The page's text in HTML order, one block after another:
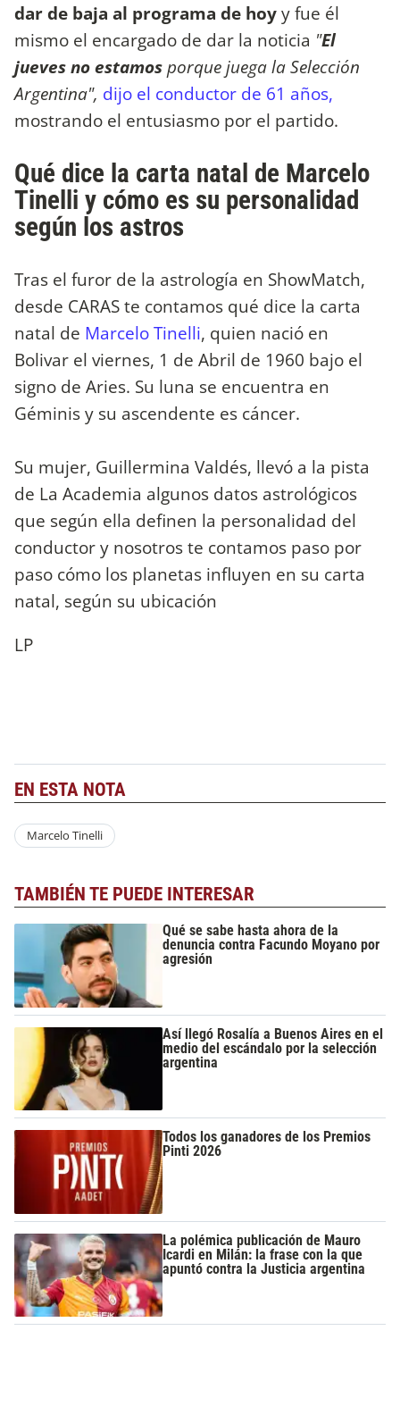
dar de baja al programa de hoyy fue él
mismo el encargado de dar la noticia "El
jueves no estamosporque juega la Selección
Argentina", dijo el conductor de 61 años,
mostrando el entusiasmo por el partido.
Qué dice la carta natal de Marcelo
Tinelli y cómo es su personalidad
según los astros
Tras el furor de la astrología en ShowMatch,
desde CARAS te contamos qué dice la carta
natal de Marcelo Tinelli, quien nació en
Bolivar el viernes, 1 de Abril de 1960 bajo el
signo de Aries. Su luna se encuentra en
Géminis y su ascendente es cáncer.
Su mujer, Guillermina Valdés, llevó a la pista
de La Academia algunos datos astrológicos
que según ella definen la personalidad del
conductor y nosotros te contamos paso por
paso cómo los planetas influyen en su carta
natal, según su ubicación
LP
EN ESTA NOTA
Marcelo Tinelli
TAMBIÉN TE PUEDE INTERESAR
Qué se sabe hasta ahora de la
denuncia contra Facundo Moyano por
agresión
Así llegó Rosalía a Buenos Aires en el
medio del escándalo por la selección
argentina
Todos los ganadores de los Premios
Pinti 2026
La polémica publicación de Mauro
Icardi en Milán: la frase con la que
apuntó contra la Justicia argentina